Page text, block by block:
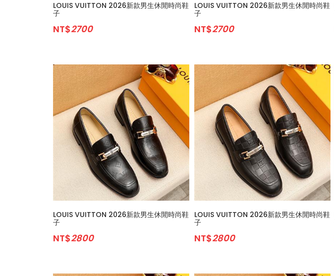
LOUIS VUITTON 2026新款男生休閒時尚鞋
子
NT$2700
LOUIS VUITTON 2026新款男生休閒時尚鞋
子
NT$2700
LOUIS VUITTON 2026新款男生休閒時尚鞋
子
NT$2800
LOUIS VUITTON 2026新款男生休閒時尚鞋
子
NT$2800